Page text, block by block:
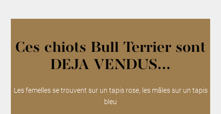
Ces chiots Bull Terrier sont
DEJA VENDUS...
Les femelles se trouvent sur un tapis rose, les mâles sur un tapis
bleu